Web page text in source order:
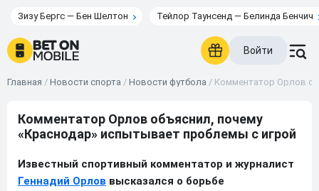
Зизу Бергс — Бен Шелтон Тейлор Таунсенд — Белинда Бенчич
Войти
Главная / Новости спорта / Новости футбола / Комментатор Орлов
Комментатор Орлов объяснил, почему
«Краснодар» испытывает проблемы с игрой
Известный спортивный комментатор и журналист
Геннадий Орлов высказался о борьбе